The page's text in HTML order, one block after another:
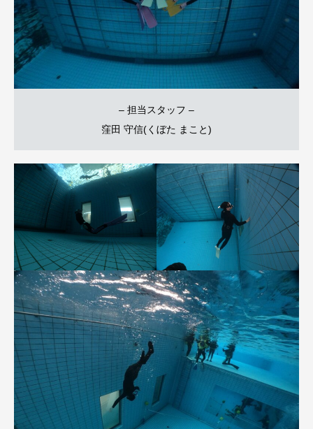
– 担当スタッフ –
窪田 守信(くぼた まこと)